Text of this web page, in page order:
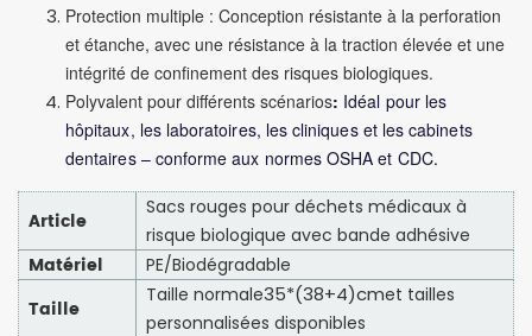
Protection multiple : Conception résistante à la perforation
et étanche, avec une résistance à la traction élevée et une
intégrité de confinement des risques biologiques.
Polyvalent pour différents scénarios: Idéal pour les
hôpitaux, les laboratoires, les cliniques et les cabinets
dentaires – conforme aux normes OSHA et CDC.
Article
Sacs rouges pour déchets médicaux à
risque biologique avec bande adhésive
Matériel PE/Biodégradable
Taille
Taille normale35*(38+4)cmet tailles
personnalisées disponibles